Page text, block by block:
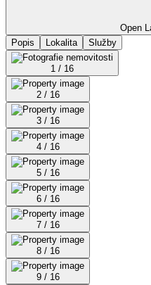
Open
Popis
Lokalita Služby
1 / 16
2 / 16
3 / 16
4 / 16
5 / 16
6 / 16
7 / 16
8 / 16
9 / 16